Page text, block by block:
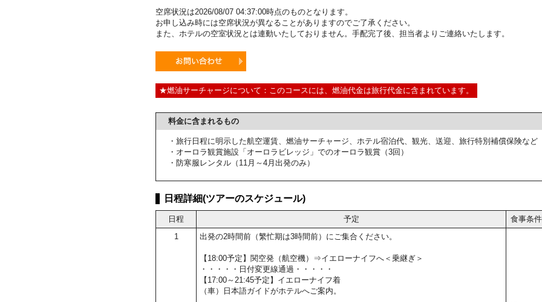
空席状況は2026/08/07 04:37:00時点のものとなります。
お申し込み時には空席状況が異なることがありますのでご了承ください。
また、ホテルの空室状況とは連動いたしておりません。手配完了後、担当者よりご連絡いたします。
★燃油サーチャージについて：このコースには、燃油代金は旅行代金に含まれています。
料金に含まれるもの
・旅行日程に明示した航空運賃、燃油サーチャージ、ホテル宿泊代、観光、送迎、旅行特別補償保険など
・オーロラ観賞施設「オーロラビレッジ」でのオーロラ観賞（3回）
・防寒服レンタル（11月～4月出発のみ）
日程詳細(ツアーのスケジュール)
日程 予定
食事条件
1
出発の2時間前（繁忙期は3時間前）にご集合ください。
【18:00予定】関空発（航空機）⇒イエローナイフへ＜乗継ぎ＞
・・・・・日付変更線通過・・・・・
【17:00～21:45予定】イエローナイフ着
（車）日本語ガイドがホテルへご案内。